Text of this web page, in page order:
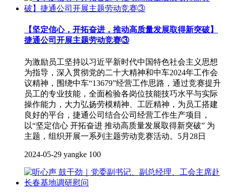
【坚定信心，开拓奋进，推动高质量发展取得新突破】
捷通公司开展主题劳动竞赛③
为激励员工坚持以习近平新时代中国特色社会主义思想
为指导，深入贯彻党的二十大精神和中车2024年工作会
议精神，围绕中车“13679”经营工作思路，通过竞赛提升
员工的专业技能，全面检验各岗位技能技巧水平与实际
操作能力，大力弘扬劳模精神、工匠精神，为员工搭建
良好的平台，捷通公司结合公司经营工作生产项目，
以“坚定信心 开拓奋进 推动高质量发展取得新突破” 为
主题，组织开展一系列主题劳动竞赛活动。5月28日
2024-05-29 yangke 100